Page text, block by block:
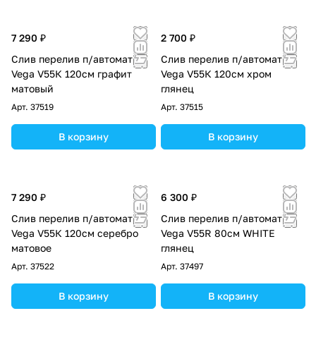
7 290 ₽
Слив перелив п/автомат
Vega V55К 120см графит
матовый
Арт. 37519
В корзину
2 700 ₽
Слив перелив п/автомат
Vega V55К 120см хром
глянец
Арт. 37515
В корзину
7 290 ₽
Слив перелив п/автомат
Vega V55К 120см серебро
матовое
Арт. 37522
В корзину
6 300 ₽
Слив перелив п/автомат
Vega V55R 80см WHITE
глянец
Арт. 37497
В корзину